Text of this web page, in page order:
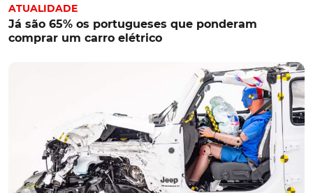
ATUALIDADE
Já são 65% os portugueses que ponderam
comprar um carro elétrico